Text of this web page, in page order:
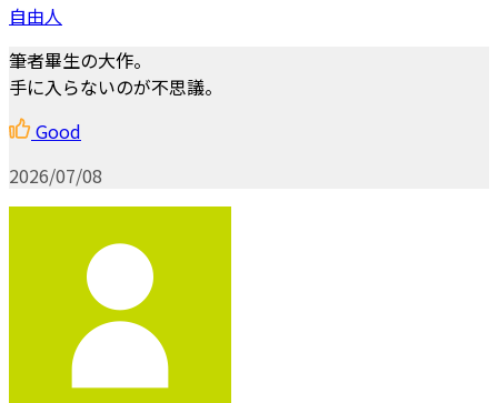
自由人
筆者畢生の大作。
手に入らないのが不思議。
Good
2026/07/08